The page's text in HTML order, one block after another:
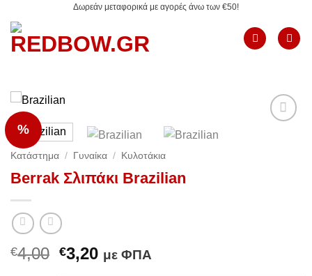
στο
περιεχόμενο
Δωρεάν μεταφορικά με αγορές άνω των €50!
%
Κατάστημα / Γυναίκα / Κυλοτάκια
Berrak Σλιπάκι Brazilian
€4,00 Original
€3,20Ημε ΦΠΑ